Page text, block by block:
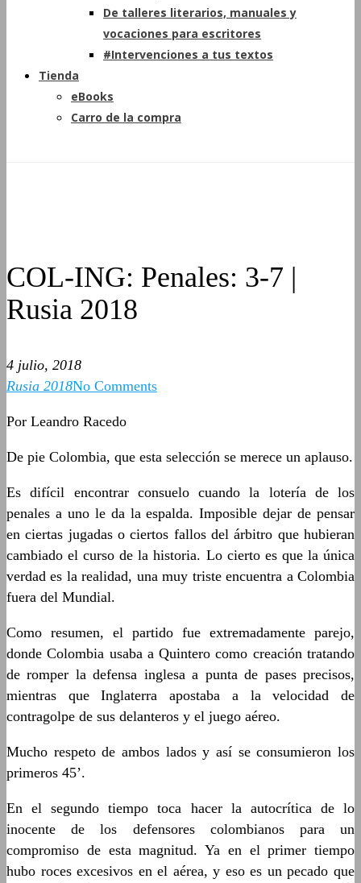
De talleres literarios, manuales y
vocaciones para escritores
#Intervenciones a tus textos
Tienda
eBooks
Carro de la compra
COL-ING: Penales: 3-7 |
Rusia 2018
4 julio, 2018
Rusia 2018No Comments
Por Leandro Racedo
De pie Colombia, que esta selección se merece un aplauso.
Es difícil encontrar consuelo cuando la lotería de los
penales a uno le da la espalda. Imposible dejar de pensar
en ciertas jugadas o ciertos fallos del árbitro que hubieran
cambiado el curso de la historia. Lo cierto es que la única
verdad es la realidad, una muy triste encuentra a Colombia
fuera del Mundial.
Como resumen, el partido fue extremadamente parejo,
donde Colombia usaba a Quintero como creación tratando
de romper la defensa inglesa a punta de pases precisos,
mientras que Inglaterra apostaba a la velocidad de
contragolpe de sus delanteros y el juego aéreo.
Mucho respeto de ambos lados y así se consumieron los
primeros 45’.
En el segundo tiempo toca hacer la autocrítica de lo
inocente de los defensores colombianos para un
compromiso de esta magnitud. Ya en el primer tiempo
hubo roces excesivos en el aérea, y eso es un pecado que